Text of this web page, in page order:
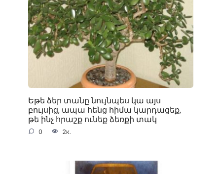
Եթե ձեր տանը նույնպես կա այս
բույսից, ապա հենց հիմա կարդացեք,
թե ինչ հրաշք ունեք ձեռքի տակ
0 2к.